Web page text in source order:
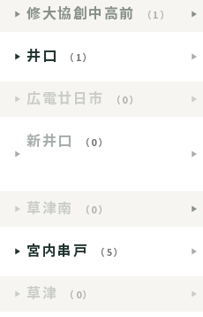
修大協創中高前 （1）
井口 （1）
広電廿日市 （0）
新井口 （0）
草津南 （0）
宮内串戸 （5）
草津 （0）